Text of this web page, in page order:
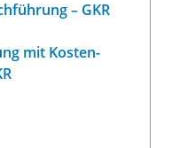
– GKR
mit Kosten-